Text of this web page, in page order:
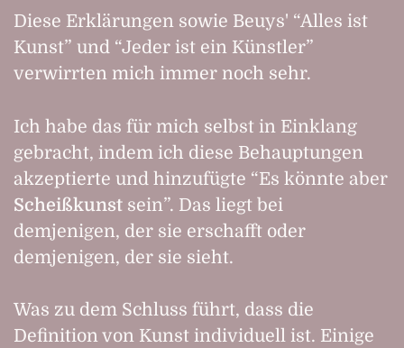
Diese Erklärungen sowie Beuys' “Alles ist
Kunst” und “Jeder ist ein Künstler”
verwirrten mich immer noch sehr.
Ich habe das für mich selbst in Einklang
gebracht, indem ich diese Behauptungen
akzeptierte und hinzufügte “Es könnte aber
Scheißkunst sein”. Das liegt bei
demjenigen, der sie erschafft oder
demjenigen, der sie sieht.
Was zu dem Schluss führt, dass die
Definition von Kunst individuell ist. Einige